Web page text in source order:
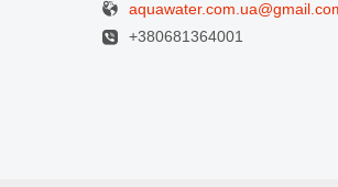
+380681364001